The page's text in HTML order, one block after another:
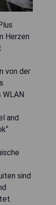
Herzen
von der
and
sind